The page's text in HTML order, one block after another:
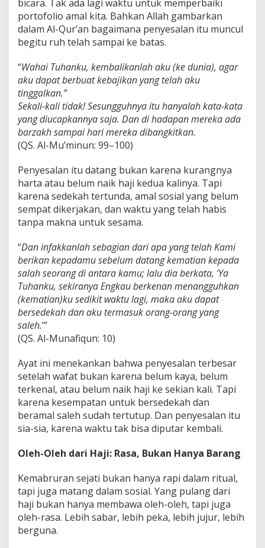
bicara. Tak ada lagi waktu untuk memperbaiki
portofolio amal kita. Bahkan Allah gambarkan
dalam Al-Qur’an bagaimana penyesalan itu muncul
begitu ruh telah sampai ke batas.
“Wahai Tuhanku, kembalikanlah aku (ke dunia), agar
aku dapat berbuat kebajikan yang telah aku
tinggalkan.”
Sekali-kali tidak! Sesungguhnya itu hanyalah kata-kata
yang diucapkannya saja. Dan di hadapan mereka ada
barzakh sampai hari mereka dibangkitkan.
(QS. Al-Mu’minun: 99–100)
Penyesalan itu datang bukan karena kurangnya
harta atau belum naik haji kedua kalinya. Tapi
karena sedekah tertunda, amal sosial yang belum
sempat dikerjakan, dan waktu yang telah habis
tanpa makna untuk sesama.
“Dan infakkanlah sebagian dari apa yang telah Kami
berikan kepadamu sebelum datang kematian kepada
salah seorang di antara kamu; lalu dia berkata, ‘Ya
Tuhanku, sekiranya Engkau berkenan menangguhkan
(kematian)ku sedikit waktu lagi, maka aku dapat
bersedekah dan aku termasuk orang-orang yang
saleh.’”
(QS. Al-Munafiqun: 10)
Ayat ini menekankan bahwa penyesalan terbesar
setelah wafat bukan karena belum kaya, belum
terkenal, atau belum naik haji ke sekian kali. Tapi
karena kesempatan untuk bersedekah dan
beramal saleh sudah tertutup. Dan penyesalan itu
sia-sia, karena waktu tak bisa diputar kembali.
Oleh-Oleh dari Haji: Rasa, Bukan Hanya Barang
Kemabruran sejati bukan hanya rapi dalam ritual,
tapi juga matang dalam sosial. Yang pulang dari
haji bukan hanya membawa oleh-oleh, tapi juga
oleh-rasa. Lebih sabar, lebih peka, lebih jujur, lebih
berguna.